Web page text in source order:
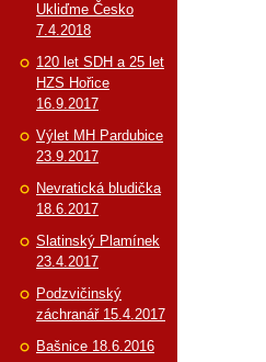
Ukliďme Česko
7.4.2018
120 let SDH a 25 let
HZS Hořice
16.9.2017
Výlet MH Pardubice
23.9.2017
Nevratická bludička
18.6.2017
Slatinský Plamínek
23.4.2017
Podzvičinský
záchranář 15.4.2017
Bašnice 18.6.2016